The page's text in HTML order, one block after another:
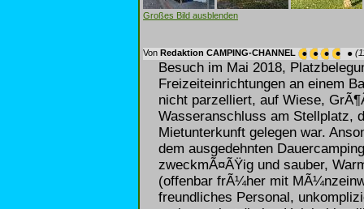
Großes Bild ausblenden
Von Redaktion CAMPING-CHANNEL
Besuch im Mai 2018,
Freizeiteinrichtungen an einem
nicht parzelliert, auf Wiese,
Wasseranschluss am Stellplatz,
Mietunterkunft gelegen war.
dem ausgedehnten
zweckmÃ¤ÃŸig und sauber,
(offenbar frÃ¼her mit
freundliches Personal,